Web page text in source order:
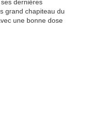
dernières
grand chapiteau du
une bonne dose